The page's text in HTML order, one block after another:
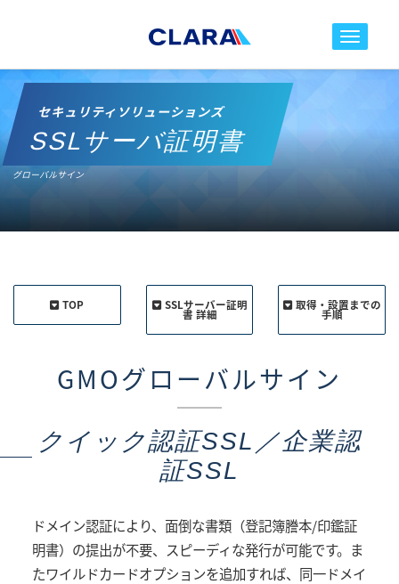
toggle
セキュリティソリューションズ
SSLサーバ証明書
グローバルサイン
TOP SSLサーバー証明
書 詳細
取得・設置までの
手順
GMOグローバルサイン
クイック認証SSL／企業認
証SSL
ドメイン認証により、面倒な書類（登記簿謄本/印鑑証
明書）の提出が不要、スピーディな発行が可能です。ま
たワイルドカードオプションを追加すれば、同一ドメイ